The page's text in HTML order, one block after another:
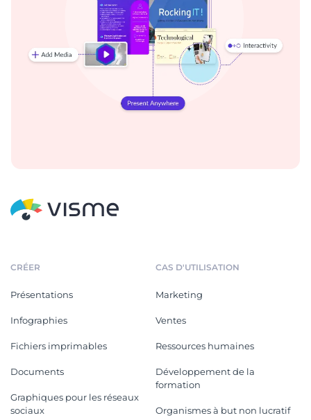
CRÉER
Présentations
Infographies
Fichiers imprimables
Documents
Graphiques pour les réseaux
sociaux
CAS D'UTILISATION
Marketing
Ventes
Ressources humaines
Développement de la
formation
Organismes à but non lucratif